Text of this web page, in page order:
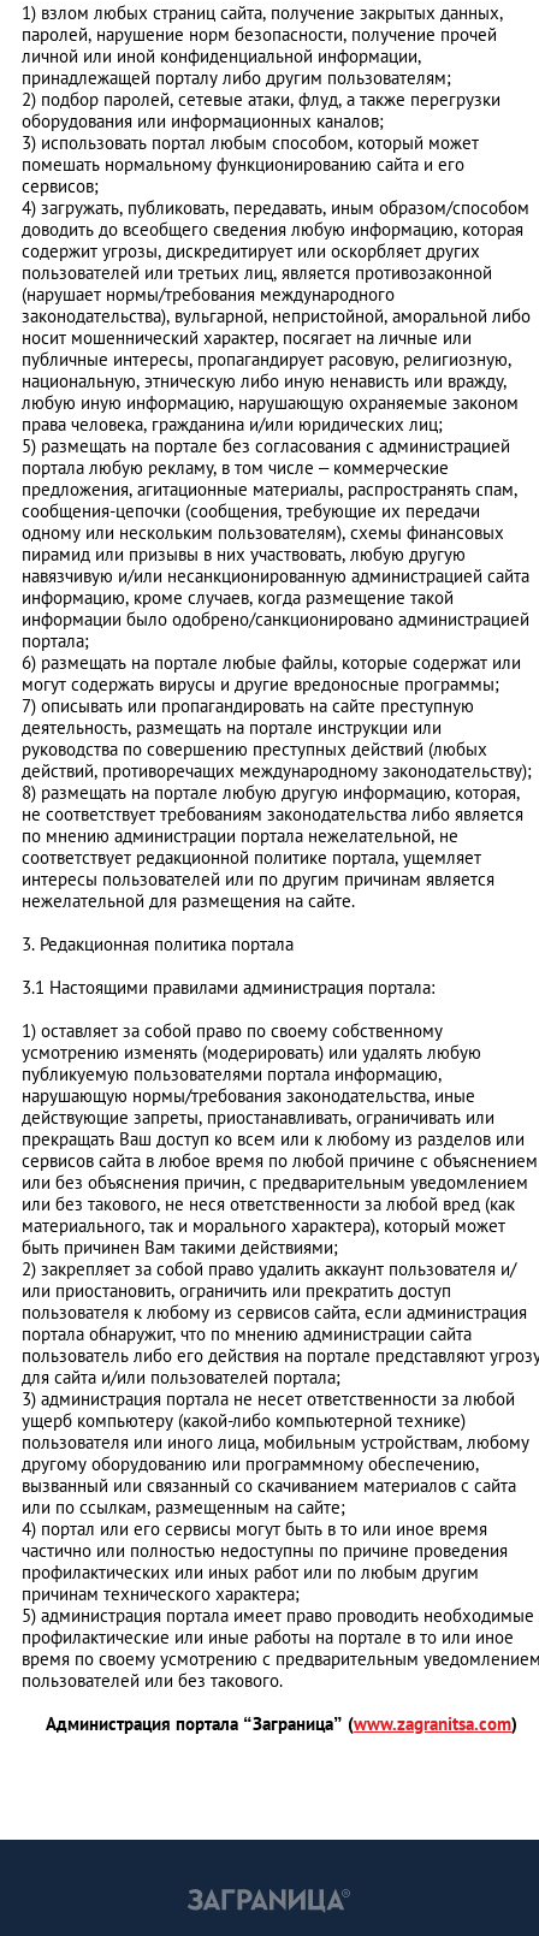
1) взлом любых страниц сайта, получение закрытых данных,
паролей, нарушение норм безопасности, получение прочей
личной или иной конфиденциальной информации,
принадлежащей порталу либо другим пользователям;
2) подбор паролей, сетевые атаки, флуд, а также перегрузки
оборудования или информационных каналов;
3) использовать портал любым способом, который может
помешать нормальному функционированию сайта и его
сервисов;
4) загружать, публиковать, передавать, иным образом/способом
доводить до всеобщего сведения любую информацию, которая
содержит угрозы, дискредитирует или оскорбляет других
пользователей или третьих лиц, является противозаконной
(нарушает нормы/требования международного
законодательства), вульгарной, непристойной, аморальной либо
носит мошеннический характер, посягает на личные или
публичные интересы, пропагандирует расовую, религиозную,
национальную, этническую либо иную ненависть или вражду,
любую иную информацию, нарушающую охраняемые законом
права человека, гражданина и/или юридических лиц;
5) размещать на портале без согласования с администрацией
портала любую рекламу, в том числе – коммерческие
предложения, агитационные материалы, распространять спам,
сообщения-цепочки (сообщения, требующие их передачи
одному или нескольким пользователям), схемы финансовых
пирамид или призывы в них участвовать, любую другую
навязчивую и/или несанкционированную администрацией сайта
информацию, кроме случаев, когда размещение такой
информации было одобрено/санкционировано администрацией
портала;
6) размещать на портале любые файлы, которые содержат или
могут содержать вирусы и другие вредоносные программы;
7) описывать или пропагандировать на сайте преступную
деятельность, размещать на портале инструкции или
руководства по совершению преступных действий (любых
действий, противоречащих международному законодательству);
8) размещать на портале любую другую информацию, которая,
не соответствует требованиям законодательства либо является
по мнению администрации портала нежелательной, не
соответствует редакционной политике портала, ущемляет
интересы пользователей или по другим причинам является
нежелательной для размещения на сайте.
3. Редакционная политика портала
3.1 Настоящими правилами администрация портала:
1) оставляет за собой право по своему собственному
усмотрению изменять (модерировать) или удалять любую
публикуемую пользователями портала информацию,
нарушающую нормы/требования законодательства, иные
действующие запреты, приостанавливать, ограничивать или
прекращать Ваш доступ ко всем или к любому из разделов или
сервисов сайта в любое время по любой причине с объяснением
или без объяснения причин, с предварительным уведомлением
или без такового, не неся ответственности за любой вред (как
материального, так и морального характера), который может
быть причинен Вам такими действиями;
2) закрепляет за собой право удалить аккаунт пользователя и/
или приостановить, ограничить или прекратить доступ
пользователя к любому из сервисов сайта, если администрация
портала обнаружит, что по мнению администрации сайта
пользователь либо его действия на портале представляют
для сайта и/или пользователей портала;
3) администрация портала не несет ответственности за любой
ущерб компьютеру (какой-либо компьютерной технике)
пользователя или иного лица, мобильным устройствам, любому
другому оборудованию или программному обеспечению,
вызванный или связанный со скачиванием материалов с сайта
или по ссылкам, размещенным на сайте;
4) портал или его сервисы могут быть в то или иное время
частично или полностью недоступны по причине проведения
профилактических или иных работ или по любым другим
причинам технического характера;
5) администрация портала имеет право проводить необходимые
профилактические или иные работы на портале в то или иное
время по своему усмотрению с предварительным
пользователей или без такового.
Администрация портала “Заграница” (www.zagranitsa.com)